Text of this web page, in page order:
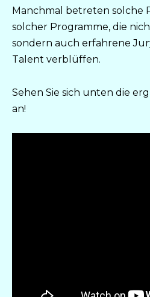
Manchmal betreten solche
solcher Programme, die
sondern auch erfahrene
Talent verblüffen.
Sehen Sie sich unten die
an!